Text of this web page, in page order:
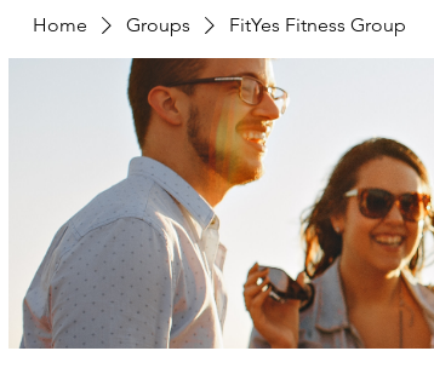
Home Groups FitYes Fitness Group